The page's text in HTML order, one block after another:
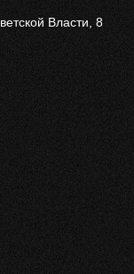
Власти, 8